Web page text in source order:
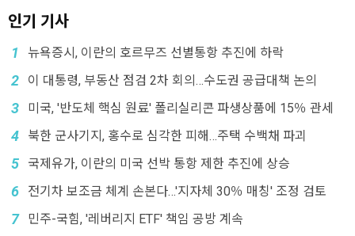
인기 기사
1 뉴욕증시, 이란의 호르무즈 선별통항 추진에 하락
2 이 대통령, 부동산 점검 2차 회의…수도권 공급대책 논의
3 미국, '반도체 핵심 원료' 폴리실리콘 파생상품에 15％ 관세
4 북한 군사기지, 홍수로 심각한 피해…주택 수백채 파괴
5 국제유가, 이란의 미국 선박 통항 제한 추진에 상승
6 전기차 보조금 체계 손본다…'지자체 30％ 매칭' 조정 검토
7 민주-국힘, '레버리지 ETF' 책임 공방 계속